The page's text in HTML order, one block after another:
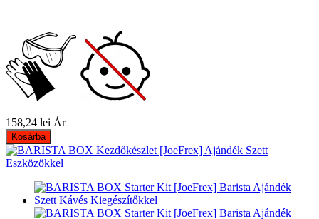
158,24 lei Ár
Kosárba